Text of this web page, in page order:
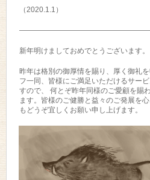
（2020.1.1）
新年明けましておめでとうございます。
昨年は格別の御厚情を賜り、厚く御礼
フ一同、皆様にご満足いただけるサー
すので、 何とぞ昨年同様のご愛顧を賜
ます。皆様のご健勝と益々のご発展を
もどうぞ宜しくお願い申し上げます。